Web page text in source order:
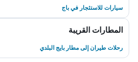
سيارات للاستئجار في باج
المطارات القريبة
رحلات طيران إلى مطار بايج البلدي